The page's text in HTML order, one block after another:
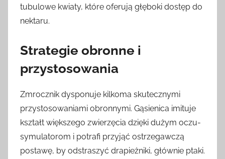
tubulowe kwiaty, które oferują głęboki dostęp do
nektaru.
Strategie obronne i
przystosowania
Zmrocznik dysponuje kilkoma skutecznymi
przystosowaniami obronnymi. Gąsienica imituje
kształt większego zwierzęcia dzięki dużym oczu-
symulatorom i potrafi przyjąć ostrzegawczą
postawę, by odstraszyć drapieżniki, głównie ptaki.